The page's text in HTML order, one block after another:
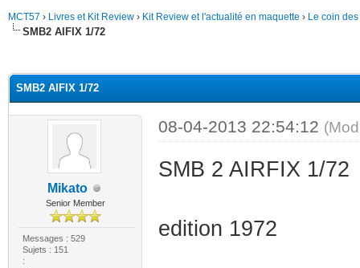
MCT57 › Livres et Kit Review › Kit Review et l'actualité en maquette › Le coin
SMB2 AIFIX 1/72
SMB2 AIFIX 1/72
Mikato
Senior Member
Messages : 529
Sujets : 151
:
08-04-2013 22:54:12
SMB 2 AIRFIX 1/72
edition 1972